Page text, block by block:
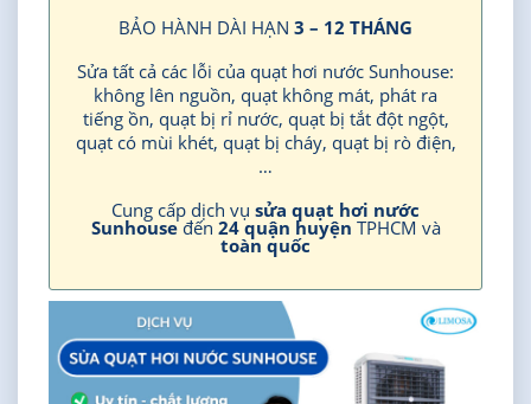
BẢO HÀNH DÀI HẠN 3 – 12 THÁNG
Sửa tất cả các lỗi của quạt hơi nước Sunhouse:
không lên nguồn, quạt không mát, phát ra
tiếng ồn, quạt bị rỉ nước, quạt bị tắt đột ngột,
quạt có mùi khét, quạt bị cháy, quạt bị rò điện,
…
Cung cấp dịch vụ sửa quạt hơi nước
Sunhouseđến 24 quận huyện TPHCM và
toàn quốc